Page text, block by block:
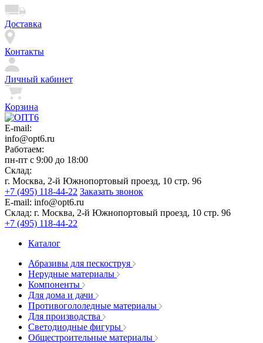
Доставка
Контакты
Личный кабинет
Корзина
E-mail:
info@opt6.ru
Работаем:
пн-пт с 9:00 до 18:00
Склад:
г. Москва, 2-й Южнопортовый проезд, 10 стр. 96
+7 (495) 118-44-22 Заказать звонок
E-mail: info@opt6.ru
Склад: г. Москва, 2-й Южнопортовый проезд, 10 стр. 96
+7 (495) 118-44-22
Каталог
Абразивы для пескоструя
Нерудные материалы
Компоненты
Для дома и дачи
Противогололедные материалы
Для производства
Светодиодные фигуры
Общестроительные материалы